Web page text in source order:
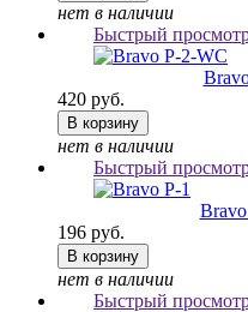
нет в наличии
Быстрый
420 руб.
В корзину
нет в наличии
Быстрый
Bravo
196 руб.
В корзину
нет в наличии
Быстрый